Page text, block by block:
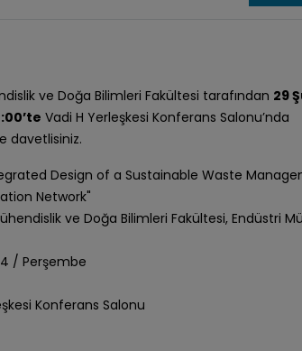
ve Doğa Bilimleri Fakültesi tarafından 29
Vadi H Yerleşkesi Konferans Salonu’nda
davetlisiniz.
Design of a Sustainable Waste
Network"
ve Doğa Bilimleri Fakültesi, Endüstri
/ Perşembe
Konferans Salonu